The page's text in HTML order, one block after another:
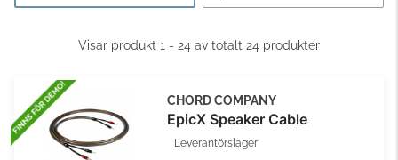
Visar produkt 1 - 24 av totalt 24 produkter
CHORD COMPANY
EpicX Speaker Cable
Leverantörslager